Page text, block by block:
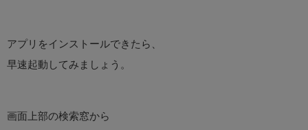
アプリをインストールできたら、
早速起動してみましょう。
画面上部の検索窓から